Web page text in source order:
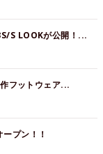
S LOOKが公開！...
フットウェア...
プン！！